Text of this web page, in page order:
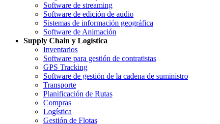
Software de streaming
Software de edición de audio
Sistemas de información geográfica
Software de Animación
Supply Chain y Logística
Inventarios
Software para gestión de contratistas
GPS Tracking
Software de gestión de la cadena de suministro
Transporte
Planificación de Rutas
Compras
Logística
Gestión de Flotas